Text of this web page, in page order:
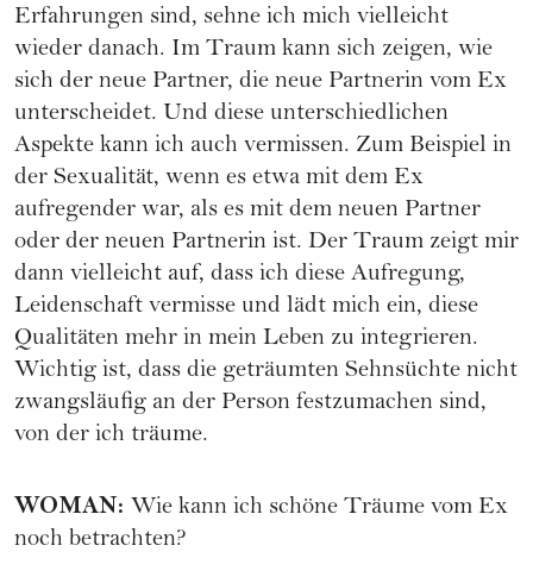
Erfahrungen sind, sehne ich mich vielleicht
wieder danach. Im Traum kann sich zeigen, wie
sich der neue Partner, die neue Partnerin vom Ex
unterscheidet. Und diese unterschiedlichen
Aspekte kann ich auch vermissen. Zum Beispiel in
der Sexualität, wenn es etwa mit dem Ex
aufregender war, als es mit dem neuen Partner
oder der neuen Partnerin ist. Der Traum zeigt mir
dann vielleicht auf, dass ich diese Aufregung,
Leidenschaft vermisse und lädt mich ein, diese
Qualitäten mehr in mein Leben zu integrieren.
Wichtig ist, dass die geträumten Sehnsüchte nicht
zwangsläufig an der Person festzumachen sind,
von der ich träume.
WOMAN: Wie kann ich schöne Träume vom Ex
noch betrachten?